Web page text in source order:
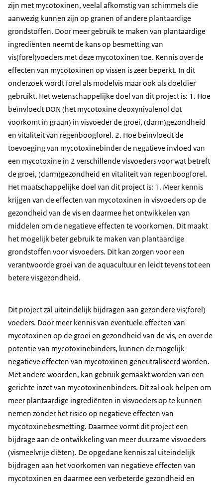
zijn met mycotoxinen, veelal afkomstig van schimmels die
aanwezig kunnen zijn op granen of andere plantaardige
grondstoffen. Door meer gebruik te maken van plantaardige
ingrediënten neemt de kans op besmetting van
vis(forel)voeders met deze mycotoxinen toe. Kennis over de
effecten van mycotoxinen op vissen is zeer beperkt. In dit
onderzoek wordt forel als modelvis maar ook als doeldier
gebruikt. Het wetenschappelijke doel van dit project is: 1. Hoe
beïnvloedt DON (het mycotoxine deoxynivalenol dat
voorkomt in graan) in visvoeder de groei, (darm)gezondheid
en vitaliteit van regenboogforel. 2. Hoe beïnvloedt de
toevoeging van mycotoxinebinder de negatieve invloed van
een mycotoxine in 2 verschillende visvoeders voor wat betreft
de groei, (darm)gezondheid en vitaliteit van regenboogforel.
Het maatschappelijke doel van dit project is: 1. Meer kennis
krijgen van de effecten van mycotoxinen in visvoeders op de
gezondheid van de vis en daarmee het ontwikkelen van
middelen om de negatieve effecten te voorkomen. Dit maakt
het mogelijk beter gebruik te maken van plantaardige
grondstoffen voor visvoeders. Dit kan zorgen voor een
verantwoorde groei van de aquacultuur en leidt tevens tot een
betere visgezondheid.
Dit project zal uiteindelijk bijdragen aan gezondere vis(forel)
voeders. Door meer kennis van eventuele effecten van
mycotoxinen op de groei en gezondheid van de vis, en over de
potentie van mycotoxinebinders, kunnen de mogelijk
negatieve effecten van mycotoxinen geneutraliseerd worden.
Met andere woorden, kan gebruik gemaakt worden van een
gerichte inzet van mycotoxinenbinders. Dit zal ook helpen om
meer plantaardige ingrediënten in visvoeders op te kunnen
nemen zonder het risico op negatieve effecten van
mycotoxinebesmetting. Daarmee vormt dit project een
bijdrage aan de ontwikkeling van meer duurzame visvoeders
(vismeelvrije diëten). De opgedane kennis zal uiteindelijk
bijdragen aan het voorkomen van negatieve effecten van
mycotoxinen en daarmee een verbeterde gezondheid en